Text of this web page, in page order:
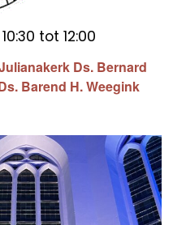
Ds. Bernard
Barend H. Weegink
tot 12:00